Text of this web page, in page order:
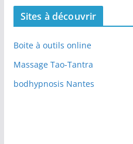
Sites à découvrir
Boite à outils online
Massage Tao-Tantra
bodhypnosis Nantes